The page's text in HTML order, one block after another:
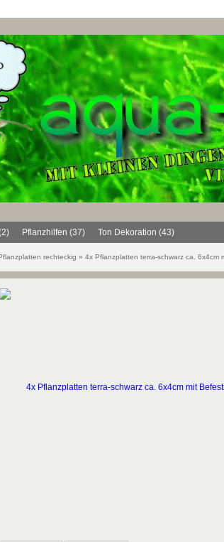
Pflanzhilfen (37) Ton Dekoration (43)
rechteckig » 4x Pflanzplatten terra-schwarz ca. 6x4cm